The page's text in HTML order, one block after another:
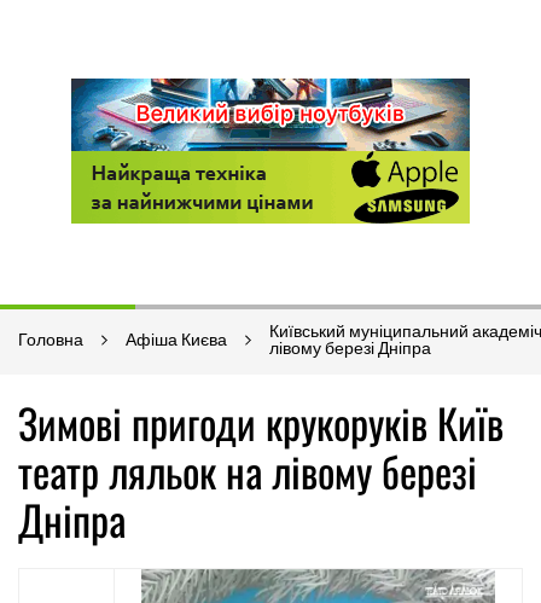
Головна Афіша Києва
Київський муніципальний
лівому березі Дніпра
Зимові пригоди крукоруків Київ
театр ляльок на лівому березі
Дніпра